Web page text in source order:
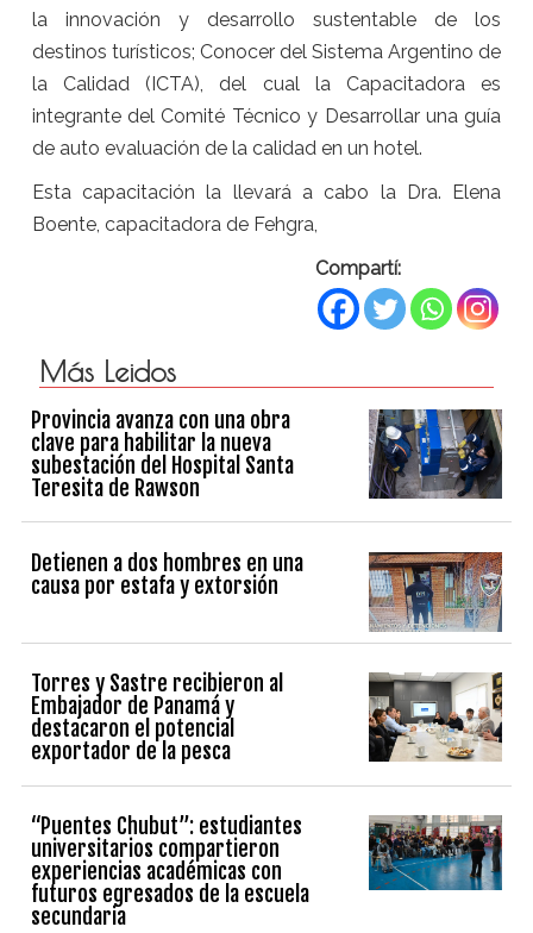
la innovación y desarrollo sustentable de los
destinos turísticos; Conocer del Sistema Argentino de
la Calidad (ICTA), del cual la Capacitadora es
integrante del Comité Técnico y Desarrollar una guía
de auto evaluación de la calidad en un hotel.
Esta capacitación la llevará a cabo la Dra. Elena
Boente, capacitadora de Fehgra,
Compartí:
Más Leidos
Provincia avanza con una obra
clave para habilitar la nueva
subestación del Hospital Santa
Teresita de Rawson
Detienen a dos hombres en una
causa por estafa y extorsión
Torres y Sastre recibieron al
Embajador de Panamá y
destacaron el potencial
exportador de la pesca
“Puentes Chubut”: estudiantes
universitarios compartieron
experiencias académicas con
futuros egresados de la escuela
secundaria